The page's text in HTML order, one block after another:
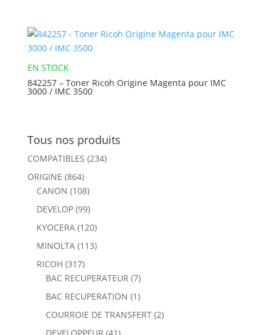
EN STOCK
842257 – Toner Ricoh Origine Magenta pour IMC
3000 / IMC 3500
Tous nos produits
COMPATIBLES (234)
ORIGINE (864)
CANON (108)
DEVELOP (99)
KYOCERA (120)
MINOLTA (113)
RICOH (317)
BAC RECUPERATEUR (7)
BAC RECUPERATION (1)
COURROIE DE TRANSFERT (2)
DEVELOPPEUR (41)